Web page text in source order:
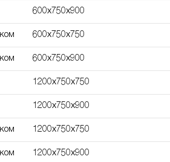
600х750х900
600х750х750
600х750х900
1200х750х750
1200х750х900
1200х750х750
1200х750х900